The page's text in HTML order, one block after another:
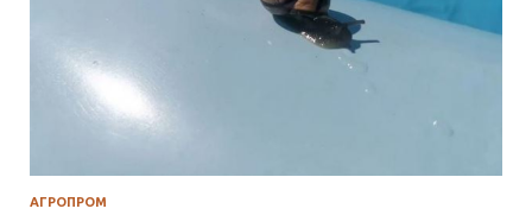
АГРОПРОМ